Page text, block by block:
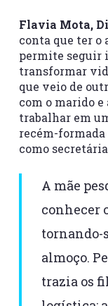
Flavia Mota,
conta que ter o
permite seguir
transformar
que veio de
com o marido
trabalhar em
recém-formada
como
A mãe
conhecer
tornando-
almoço.
trazia os